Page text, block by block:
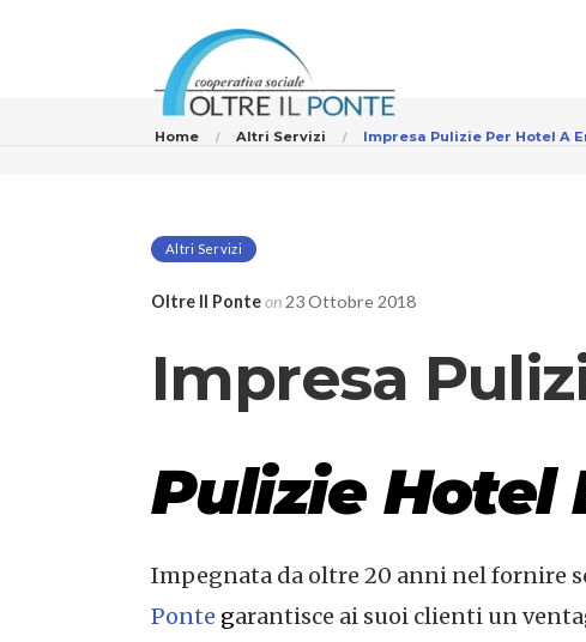
Home Altri Servizi Impresa Pulizie Per Hotel A
Altri Servizi
Oltre Il Ponteon23 Ottobre 2018
Impresa
Pulizie Hotel
Impegnata da oltre 20 anni nel fornire
Ponte garantisce ai suoi clienti un